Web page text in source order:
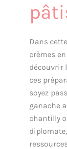
Dans
crèmes
découvrir
ces
soyez
ganache
chantilly